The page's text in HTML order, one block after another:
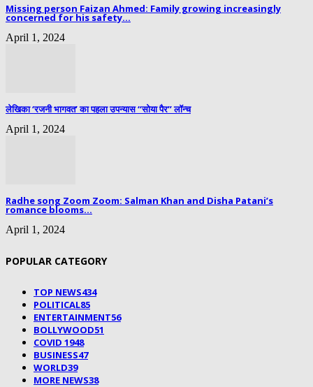
Missing person Faizan Ahmed: Family growing increasingly
concerned for his safety...
April 1, 2024
लेखिका ‘रजनी भागवत’ का पहला उपन्यास “सोया पैर” लॉन्च
April 1, 2024
Radhe song Zoom Zoom: Salman Khan and Disha Patani’s
romance blooms...
April 1, 2024
POPULAR CATEGORY
TOP NEWS434
POLITICAL85
ENTERTAINMENT56
BOLLYWOOD51
COVID 1948
BUSINESS47
WORLD39
MORE NEWS38